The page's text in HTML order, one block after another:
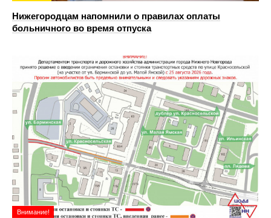
Нижегородцам напомнили о правилах оплаты
больничного во время отпуска
Внимание!